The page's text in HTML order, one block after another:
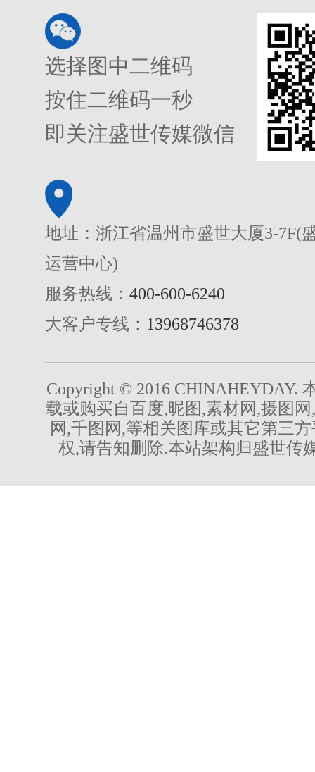
选择图中二维码
按住二维码一秒
即关注盛世传媒微信
地址：浙江省温州市盛世大厦3-7F(
运营中心)
服务热线： 400-600-6240
大客户专线： 13968746378
Copyright © 2016 CHINAHEYDAY.
载或购买自百度,昵图,素材网,摄图
网,千图网,等相关图库或其它第三
权,请告知删除.本站架构归盛世传